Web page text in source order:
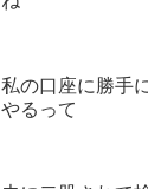
私の口座に勝手
やるって